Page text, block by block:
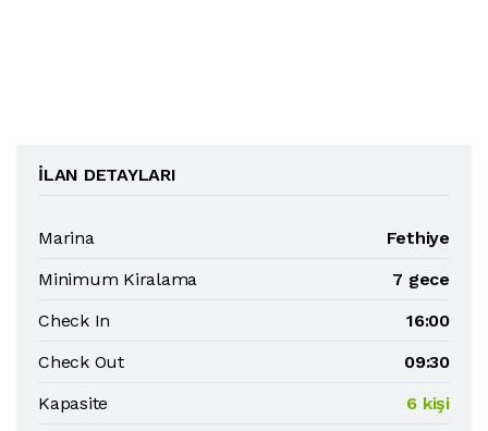
İLAN DETAYLARI
Marina
Fethiye
Minimum Kiralama
7 gece
Check In
16:00
Check Out
09:30
Kapasite
6 kişi